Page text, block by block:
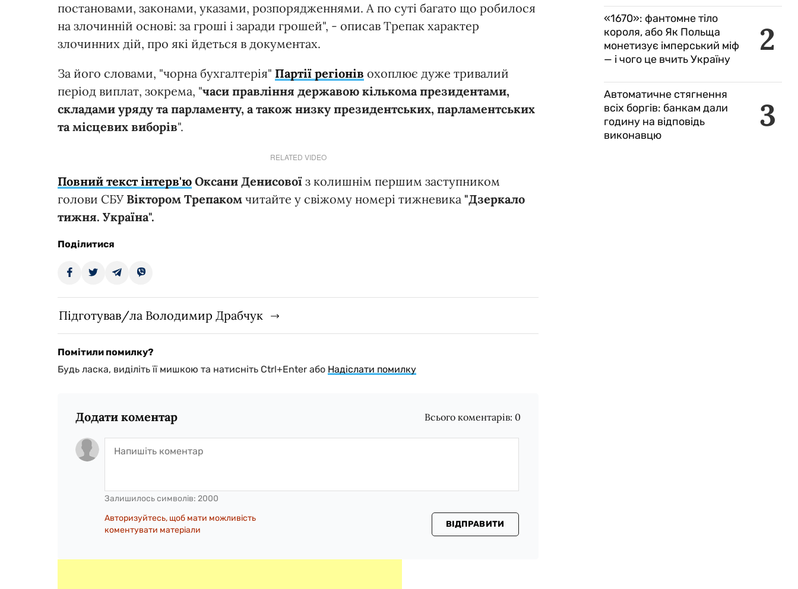
постановами, законами, указами, розпорядженнями. А по суті багато що робилося
на злочинній основі: за гроші і заради грошей", - описав Трепак характер
злочинних дій, про які йдеться в документах.
За його словами, "чорна бухгалтерія" Партії регіонів охоплює дуже тривалий
період виплат, зокрема, "часи правління державою кількома президентами,
складами уряду та парламенту, а також низку президентських, парламентських
та місцевих виборів".
RELATED VIDEO
Повний текст інтерв'ю Оксани Денисової з колишнім першим заступником
голови СБУ Віктором Трепаком читайте у свіжому номері тижневика "Дзеркало
тижня. Україна".
Поділитися
Підготував/ла Володимир Драбчук
Помітили помилку?
Будь ласка, виділіть її мишкою та натисніть Ctrl+Enter або Надіслати помилку
Додати коментар Всього коментарів: 0
Залишилось символів: 2000
Авторизуйтесь, щоб мати можливість
коментувати матеріали
ВІДПРАВИТИ
2
«1670»: фантомне тіло
короля, або Як Польща
монетизує імперський міф
— і чого це вчить Україну
3
Автоматичне стягнення
всіх боргів: банкам дали
годину на відповідь
виконавцю